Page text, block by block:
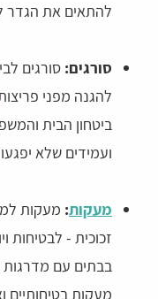
להתאים את הגדר
סורגים: סורגים
להגנה מפני
ביטחון הבית
ועמידים שלא
מעקות: מעקות
זכוכית - לבטיחות
בבתים עם מדרגות
מעקות בטיחותיים